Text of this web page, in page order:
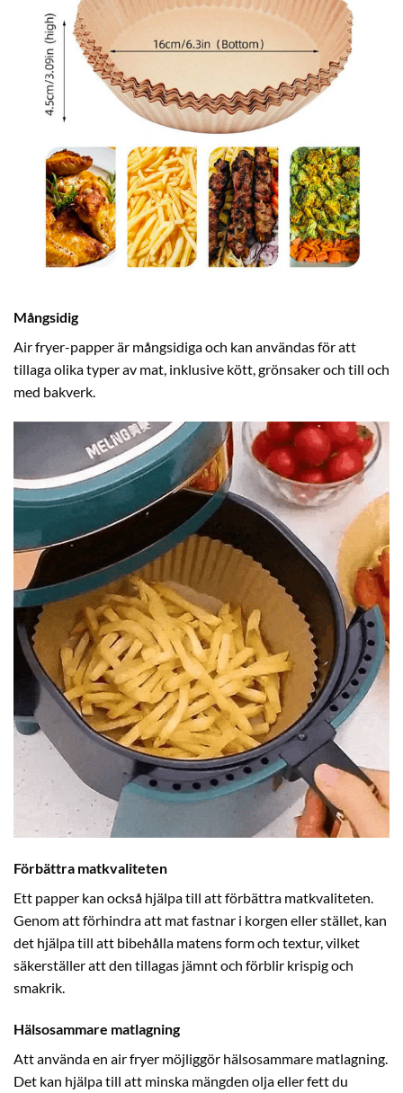
Mångsidig
Air fryer-papper är mångsidiga och kan användas för att
tillaga olika typer av mat, inklusive kött, grönsaker och till och
med bakverk.
Förbättra matkvaliteten
Ett papper kan också hjälpa till att förbättra matkvaliteten.
Genom att förhindra att mat fastnar i korgen eller stället, kan
det hjälpa till att bibehålla matens form och textur, vilket
säkerställer att den tillagas jämnt och förblir krispig och
smakrik.
Hälsosammare matlagning
Att använda en air fryer möjliggör hälsosammare matlagning.
Det kan hjälpa till att minska mängden olja eller fett du